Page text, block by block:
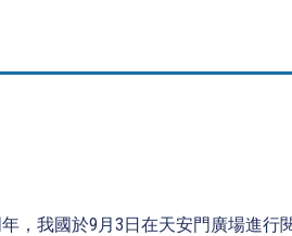
，我國於9月3日在天安門廣場進